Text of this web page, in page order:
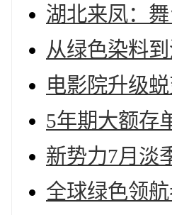
湖北来凤：
从绿色染料
电影院升级
5年期大额存
新势力7月淡
全球绿色领